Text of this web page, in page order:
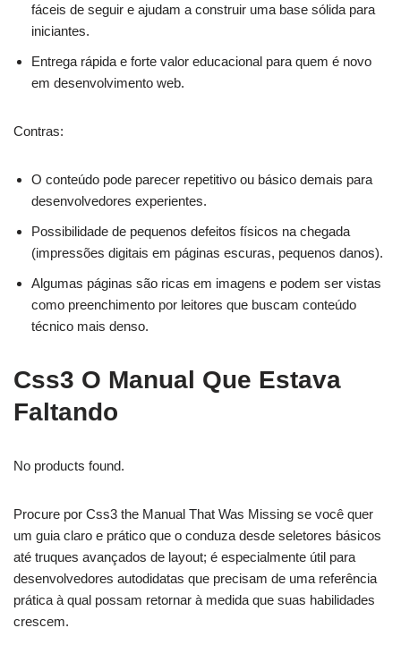
fáceis de seguir e ajudam a construir uma base sólida para
iniciantes.
Entrega rápida e forte valor educacional para quem é novo
em desenvolvimento web.
Contras:
O conteúdo pode parecer repetitivo ou básico demais para
desenvolvedores experientes.
Possibilidade de pequenos defeitos físicos na chegada
(impressões digitais em páginas escuras, pequenos danos).
Algumas páginas são ricas em imagens e podem ser vistas
como preenchimento por leitores que buscam conteúdo
técnico mais denso.
Css3 O Manual Que Estava
Faltando
No products found.
Procure por Css3 the Manual That Was Missing se você quer
um guia claro e prático que o conduza desde seletores básicos
até truques avançados de layout; é especialmente útil para
desenvolvedores autodidatas que precisam de uma referência
prática à qual possam retornar à medida que suas habilidades
crescem.